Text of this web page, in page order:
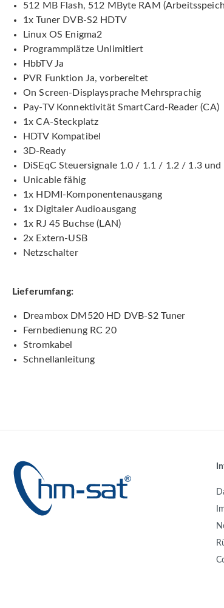
512 MB Flash, 512 MByte RAM
1x Tuner DVB-S2 HDTV
Linux OS Enigma2
Programmplätze Unlimitiert
HbbTV Ja
PVR Funktion Ja, vorbereitet
On Screen-Displaysprache Mehrsprachig
Pay-TV Konnektivität SmartCard-Reader (CA)
1x CA-Steckplatz
HDTV Kompatibel
3D-Ready
DiSEqC Steuersignale 1.0 / 1.1 / 1.2 / 1.3 und
Unicable fähig
1x HDMI-Komponentenausgang
1x Digitaler Audioausgang
1x RJ 45 Buchse (LAN)
2x Extern-USB
Netzschalter
Lieferumfang:
Dreambox DM520 HD DVB-S2 Tuner
Fernbedienung RC 20
Stromkabel
Schnellanleitung